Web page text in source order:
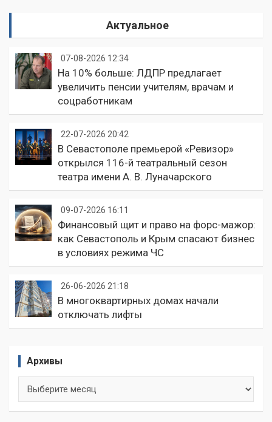
Актуальное
07-08-2026 12:34
На 10% больше: ЛДПР предлагает
увеличить пенсии учителям, врачам и
соцработникам
22-07-2026 20:42
В Севастополе премьерой «Ревизор»
открылся 116-й театральный сезон
театра имени А. В. Луначарского
09-07-2026 16:11
Финансовый щит и право на форс-мажор:
как Севастополь и Крым спасают бизнес
в условиях режима ЧС
26-06-2026 21:18
В многоквартирных домах начали
отключать лифты
Архивы